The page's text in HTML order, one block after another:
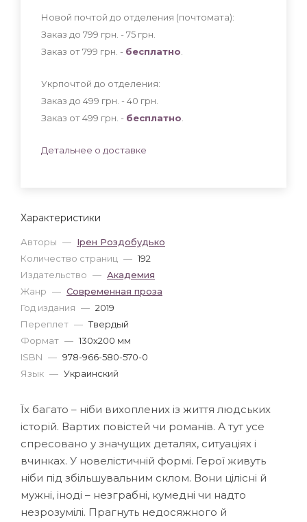
Характеристики
Авторы — Ірен Роздобудько
Количество страниц — 192
Издательство — Академия
Жанр — Современная проза
Год издания — 2019
Переплет — Твердый
Формат — 130x200 мм
ISBN — 978-966-580-570-0
Язык — Украинский
Новой почтой до отделения (почтомата):
Заказ до 799 грн. - 75 грн
Заказ от 799 грн. - бесплатно
Укрпочтой до отделения:
Заказ до 499 грн. - 40 грн
Заказ от 499 грн. - бесплатно
Детальнее о доставке
Їх багато – ніби вихоплених із життя людських
історій. Вартих повістей чи романів. А тут усе
спресовано у значущих деталях, ситуаціях і
вчинках. У новелістичній формі. Герої живуть
ніби під збільшувальним склом. Вони цілісні й
мужні, іноді – незграбні, кумедні чи надто
незрозумілі. Прагнуть недосяжного й